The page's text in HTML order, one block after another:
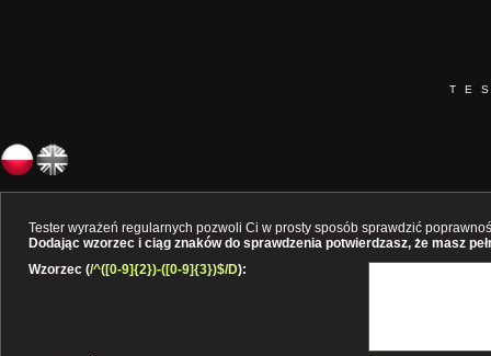
Tester wyrażeń regularnych pozwoli Ci w prosty sposób sprawdzić
Dodając wzorzec i ciąg znaków do sprawdzenia potwierdzasz, że masz
Wzorzec (/^([0-9]{2})-([0-9]{3})$/D):